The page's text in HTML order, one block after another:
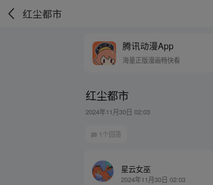
红尘都市
腾讯动漫App
海量正版漫画畅快看
红尘都市
2024年11月30日 02:03
1个回答
星云女巫
2024年11月30日 02:03